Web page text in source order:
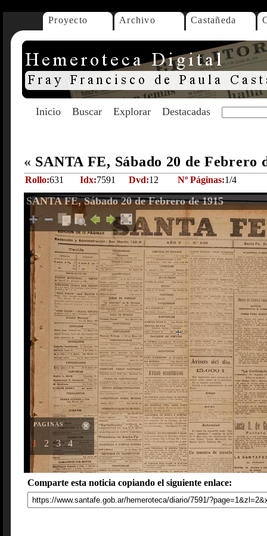
Proyecto Archivo Castañeda
Inicio Buscar Explorar Destacadas
« SANTA FE, Sábado 20 de Febrero
Rollo:631 Idx:7591 Dvd:12 Nº Páginas:1/4
SANTA FE, Sábado 20 de Febrero de 1915
PAGINAS
1 2 3 4
Comparte esta noticia copiando el siguiente enlace: